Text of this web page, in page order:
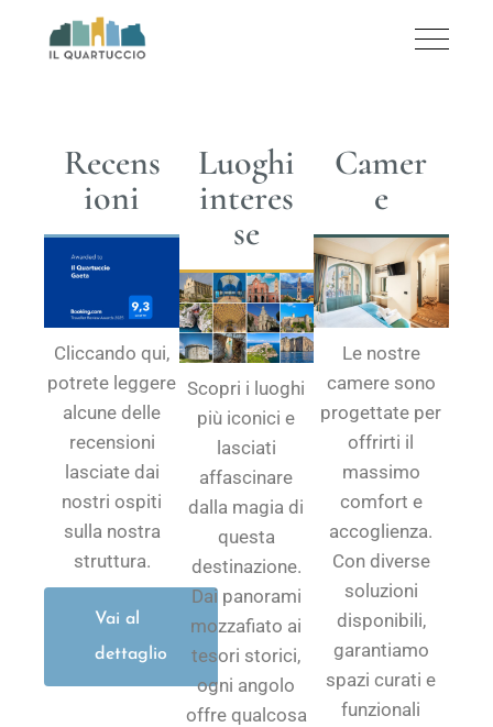
Recens
ioni
Cliccando qui,
potrete leggere
alcune delle
recensioni
lasciate dai
nostri ospiti
sulla nostra
struttura.
Vai al
dettaglio
Luoghi
interes
se
Scopri i luoghi
più iconici e
lasciati
affascinare
dalla magia di
questa
destinazione.
Dai panorami
mozzafiato ai
tesori storici,
ogni angolo
offre qualcosa
Camer
e
Le nostre
camere sono
progettate per
offrirti il
massimo
comfort e
accoglienza.
Con diverse
soluzioni
disponibili,
garantiamo
spazi curati e
funzionali